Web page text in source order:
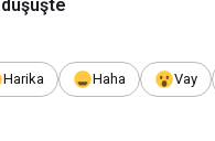
Harika Haha Vay